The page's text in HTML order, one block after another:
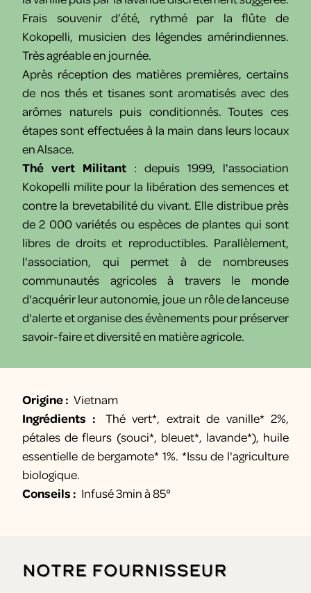
Frais souvenir d’été, rythmé par la flûte de
Kokopelli, musicien des légendes amérindiennes.
Très agréable en journée.
Après réception des matières premières, certains
de nos thés et tisanes sont aromatisés avec des
arômes naturels puis conditionnés. Toutes ces
étapes sont effectuées à la main dans leurs locaux
en Alsace.
Thé vert Militant : depuis 1999, l'association
Kokopelli milite pour la libération des semences et
contre la brevetabilité du vivant. Elle distribue près
de 2 000 variétés ou espèces de plantes qui sont
libres de droits et reproductibles. Parallèlement,
l'association, qui permet à de nombreuses
communautés agricoles à travers le monde
d'acquérir leur autonomie, joue un rôle de lanceuse
d'alerte et organise des évènements pour préserver
savoir-faire et diversité en matière agricole.
Origine : Vietnam
Ingrédients :
Thé vert*, extrait de vanille* 2%,
pétales de fleurs (souci*, bleuet*, lavande*), huile
essentielle de bergamote* 1%. *Issu de l'agriculture
biologique.
Conseils : Infusé 3min à 85°
Notre fournisseur